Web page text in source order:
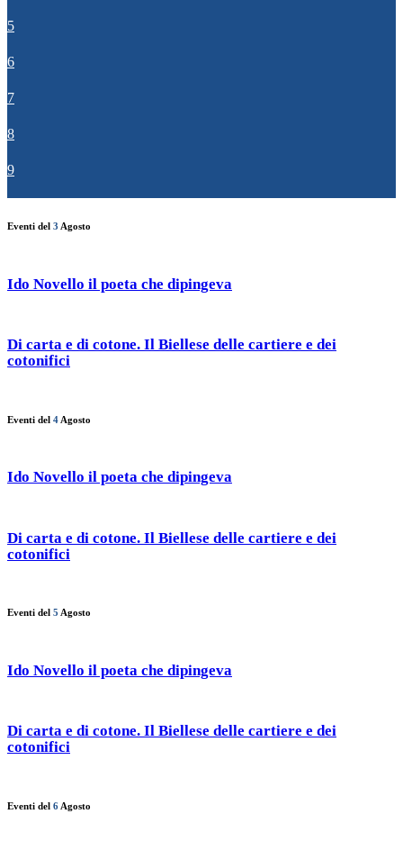
5
6
7
8
9
Eventi del 3 Agosto
Ido Novello il poeta che dipingeva
Di carta e di cotone. Il Biellese delle cartiere e dei
cotonifici
Eventi del 4 Agosto
Ido Novello il poeta che dipingeva
Di carta e di cotone. Il Biellese delle cartiere e dei
cotonifici
Eventi del 5 Agosto
Ido Novello il poeta che dipingeva
Di carta e di cotone. Il Biellese delle cartiere e dei
cotonifici
Eventi del 6 Agosto